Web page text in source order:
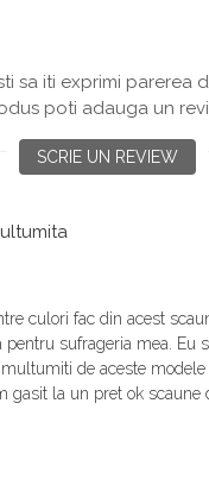
sa iti exprimi parerea
poti adauga un
SCRIE UN REVIEW
culori fac din acest
pentru sufrageria mea. Eu
de aceste
gasit la un pret ok scaune